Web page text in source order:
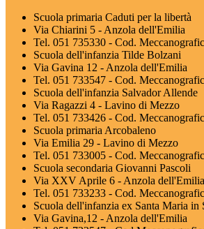
Scuola primaria Caduti per la libertà
Via Chiarini 5 - Anzola dell'Emilia
Tel. 051 735330 - Cod.
Scuola dell'infanzia Tilde Bolzani
Via Gavina 12 - Anzola dell'Emilia
Tel. 051 733547 - Cod.
Scuola dell'infanzia Salvador Allende
Via Ragazzi 4 - Lavino di Mezzo
Tel. 051 733426 - Cod.
Scuola primaria Arcobaleno
Via Emilia 29 - Lavino di Mezzo
Tel. 051 733005 - Cod.
Scuola secondaria Giovanni Pascoli
Via XXV Aprile 6 - Anzola dell'Emilia
Tel. 051 733233 - Cod.
Scuola dell'infanzia ex Santa Maria in
Via Gavina,12 - Anzola dell'Emilia